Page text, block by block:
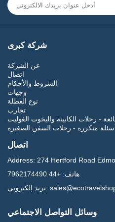
كابادوكيا
من نوعها، المدن تحت الأرض وركوب
أفسس
الرومانية المحفوظة في البحر الأبيض
المتوسط.
باموكالي
غاليبولي
شركة كبرى
عن الشركة
اتصال
الشروط والأحكام
وجهات
نوع العطلة
تجارب
- رحلات الكابينة واليخوت الغوليت
متكررة - رحلات السفن الصغيرة
اتصال
Address: 274 Hertford Road
هاتف: +44 7962174490
بريد إلكتروني:
وسائل التواصل الاجتماعي